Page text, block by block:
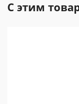
С этим